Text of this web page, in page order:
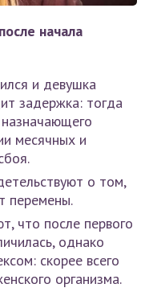
начала
и девушка
задержка: тогда
назначающего
месячных и
о том,
перемены.
что после первого
однако
скорее всего
организма.